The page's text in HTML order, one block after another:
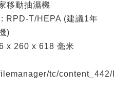
移動抽濕機
RPD-T/HEPA (建議1年
)
x 260 x 618 毫米
tc/